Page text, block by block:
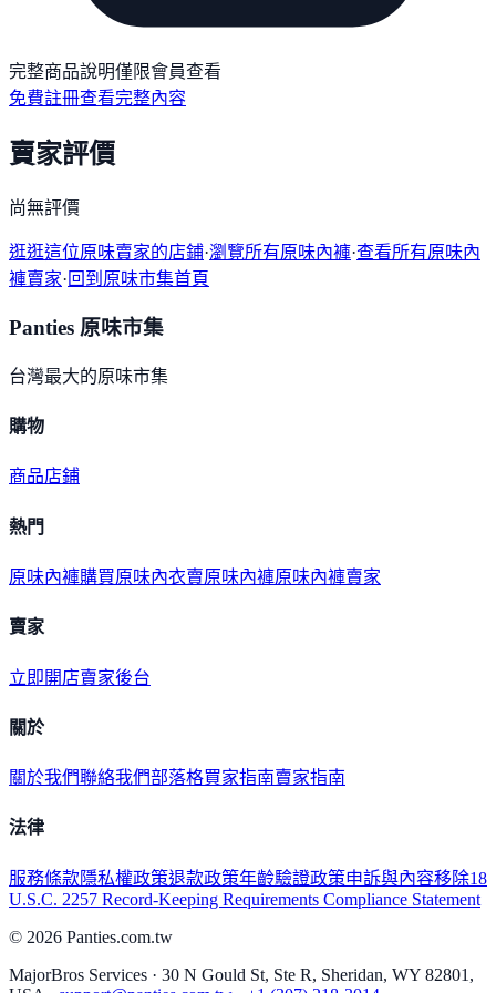
完整商品說明僅限會員查看
免費註冊查看完整內容
賣家評價
尚無評價
逛逛這位原味賣家的店鋪·瀏覽所有原味內褲·查看所有原味內
褲賣家·回到原味市集首頁
Panties 原味市集
台灣最大的原味市集
購物
商品店鋪
熱門
原味內褲購買原味內衣賣原味內褲原味內褲賣家
賣家
立即開店賣家後台
關於
關於我們聯絡我們部落格買家指南賣家指南
法律
服務條款隱私權政策退款政策年齡驗證政策申訴與內容移除18
U.S.C. 2257 Record-Keeping Requirements Compliance Statement
© 2026 Panties.com.tw
MajorBros Services · 30 N Gould St, Ste R, Sheridan, WY 82801,